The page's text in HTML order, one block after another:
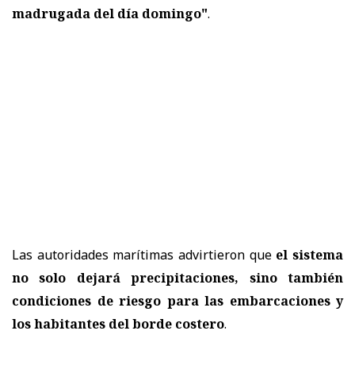
madrugada del día domingo".
Las autoridades marítimas advirtieron que el sistema
no solo dejará precipitaciones, sino también
condiciones de riesgo para las embarcaciones y
los habitantes del borde costero.